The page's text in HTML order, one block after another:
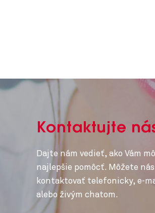
Kontaktujte
Dajte nám vedieť, ako Vám
najlepšie pomôcť. Môžete nás
kontaktovať telefonicky, e-
alebo živým chatom.